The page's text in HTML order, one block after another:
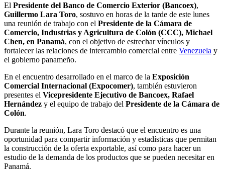
El Presidente del Banco de Comercio Exterior (Bancoex),
Guillermo Lara Toro, sostuvo en horas de la tarde de este lunes
una reunión de trabajo con el Presidente de la Cámara de
Comercio, Industrias y Agricultura de Colón (CCC), Michael
Chen, en Panamá, con el objetivo de estrechar vínculos y
fortalecer las relaciones de intercambio comercial entre Venezuela y
el gobierno panameño.
En el encuentro desarrollado en el marco de la Exposición
Comercial Internacional (Expocomer), también estuvieron
presentes el Vicepresidente Ejecutivo de Bancoex, Rafael
Hernández y el equipo de trabajo del Presidente de la Cámara de
Colón.
Durante la reunión, Lara Toro destacó que el encuentro es una
oportunidad para compartir información y estadísticas que permitan
la construcción de la oferta exportable, así como para hacer un
estudio de la demanda de los productos que se pueden necesitar en
Panamá.